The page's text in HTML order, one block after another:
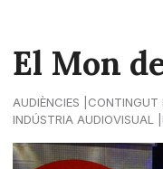
El Mon
AUDIÈNCIES
CONTINGUT
INDÚSTRIA AUDIOVISUAL